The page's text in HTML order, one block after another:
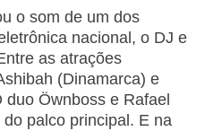
o som de um dos
nacional, o DJ e
as atrações
(Dinamarca) e
Öwnboss e Rafael
palco principal. E na